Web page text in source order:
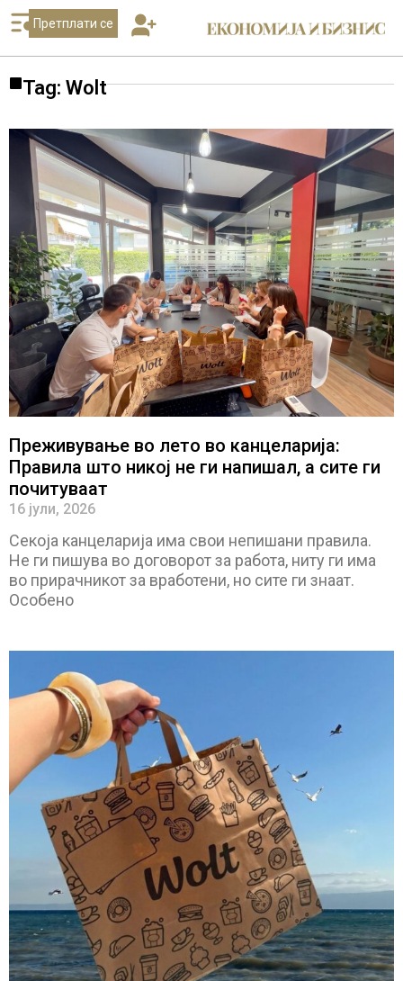
Претплати се
Tag: Wolt
Преживување во лето во канцеларија:
Правила што никој не ги напишал, а сите ги
почитуваат
16 јули, 2026
Секоја канцеларија има свои непишани правила.
Не ги пишува во договорот за работа, ниту ги има
во прирачникот за вработени, но сите ги знаат.
Особено